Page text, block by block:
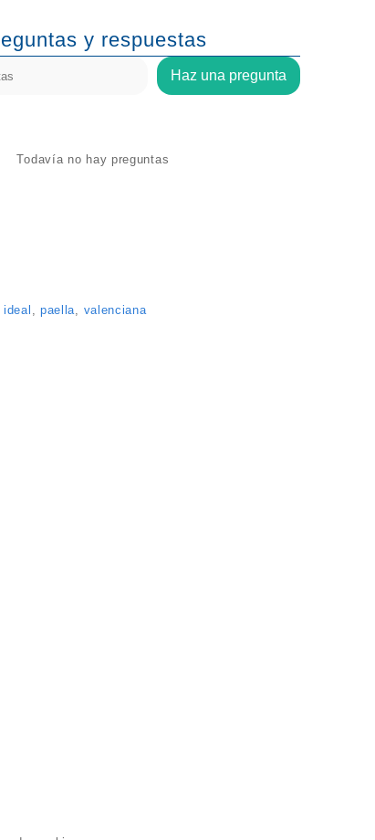
y respuestas
Haz una pregunta
Todavía no hay preguntas
ideal , paella, valenciana